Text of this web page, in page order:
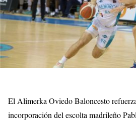
El Alimerka Oviedo Baloncesto
incorporación del escolta madrileño